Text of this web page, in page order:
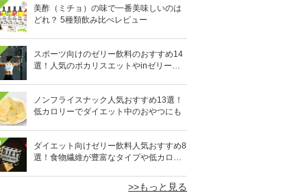
美酢（ミチョ）の味で一番美味しいのは
どれ？ 5種類飲み比べレビュー
スポーツ向けのゼリー飲料のおすすめ14
選！人気のポカリスエットやinゼリーな
ノンフライスナック人気おすすめ13選！
低カロリーでダイエット中のおやつにも
ダイエット向けゼリー飲料人気おすすめ8
選！食物繊維が豊富なタイプや低カロリ
>>もっと見る